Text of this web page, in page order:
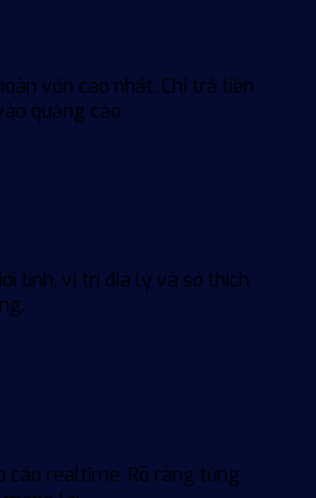
vốn cao nhất. Chỉ trả tiền
quảng cáo.
tính, vị trí địa lý và sở thích
cáo realtime. Rõ ràng từng